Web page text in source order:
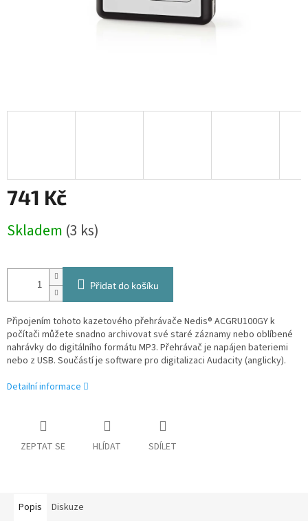
741 Kč
cena:
Skladem (3 ks)
Přidat do košíku
Připojením tohoto kazetového přehrávače Nedis® ACGRU100GY k
počítači můžete snadno archivovat své staré záznamy nebo oblíbené
nahrávky do digitálního formátu MP3. Přehrávač je napájen bateriemi
nebo z USB. Součástí je software pro digitalizaci Audacity (anglicky).
Detailní informace
ZEPTAT SE HLÍDAT SDÍLET
Popis Diskuze